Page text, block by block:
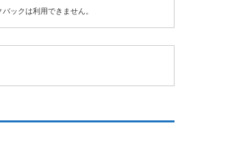
バックは利用できません。